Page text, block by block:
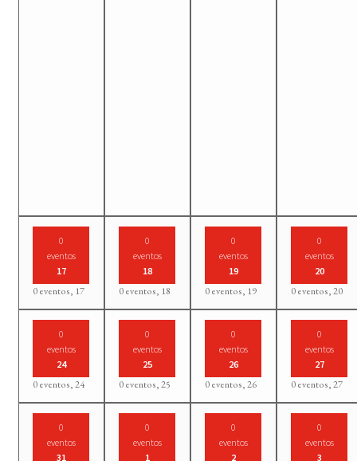
0
eventos
17
0 eventos, 17
0
eventos
18
0 eventos, 18
0
eventos
19
0 eventos, 19
0
eventos
20
0 eventos,20
0
eventos
24
0 eventos,24
0
eventos
25
0 eventos,25
0
eventos
26
0 eventos,26
0
eventos
27
0 eventos,27
0
eventos
31
0
eventos
1
0
eventos
2
0
eventos
3